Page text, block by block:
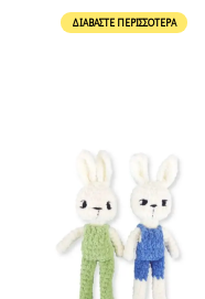
ΔΙΑΒΆΣΤΕ ΠΕΡΙΣΣΌΤΕΡΑ